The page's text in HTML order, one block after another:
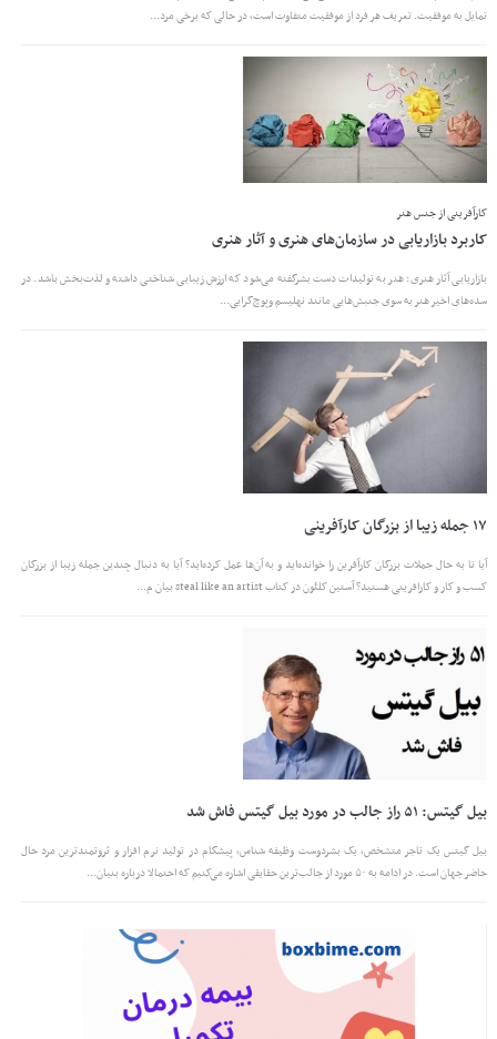
تمایل به موفقیت. تعریف هر فرد از موفقیت متفاوت است، در حالی که برخی مرد...
کارآفرینی از جنس هنر
کاربرد بازاریابی در سازمان‌های هنری و آثار هنری
بازاریابی آثار هنری: هنر به تولیدات دست بشرگفته‌ می‌شود که ارزش زیبایی شناختی داشته و لذت‌بخش باشد. در
سده‌های اخیر هنر به سوی جنبش‌هایی مانند نهلیسم وپوچ‌گرایی...
۱۷ جمله زیبا از بزرگان کارآفرینی
آیا تا به حال جملات بزرگان کارآفرین را خوانده‌اید و به آن‌ها عمل کرده‌اید؟ آیا به دنبال چندین جمله زیبا از بزرگان
کسب و کار و کارافرینی هستید؟ آستین کلئون در کتاب steal like an artist بیان م...
بیل گیتس: ۵۱ راز جالب در مورد بیل گیتس فاش شد
بیل گیتس یک تاجر متشخص، یک بشردوست وظیفه شناس، پیشگام در تولید نرم افزار و ثروتمندترین مرد حال
حاضر جهان است. در ادامه به ۵۰ مورد از جالب‌ترین ‌حقایقی اشاره ‌می‌کنیم که احتمالا درباره بنیان‌...